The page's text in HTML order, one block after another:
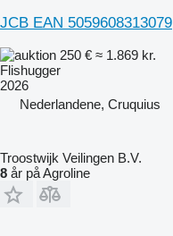
JCB EAN 5059608313079
250 € ≈ 1.869 kr.
Flishugger
2026
Nederlandene, Cruquius
Troostwijk Veilingen B.V.
8 år på Agroline